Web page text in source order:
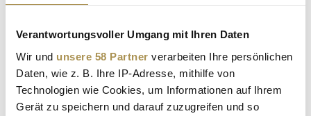
Verantwortungsvoller Umgang mit Ihren Daten
Wir und unsere 58 Partner verarbeiten Ihre persönlichen
Daten, wie z. B. Ihre IP-Adresse, mithilfe von
Technologien wie Cookies, um Informationen auf Ihrem
Gerät zu speichern und darauf zuzugreifen und so